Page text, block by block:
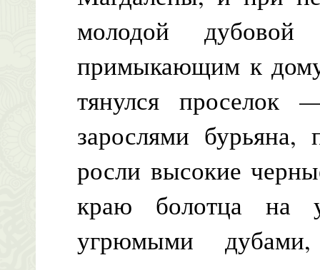
молодой
примыкающим к
тянулся
зарослями
росли высокие
краю болотца на
угрюмыми